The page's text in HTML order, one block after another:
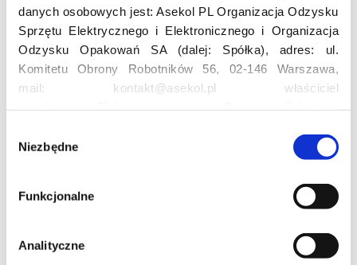
danych osobowych jest: Asekol PL Organizacja Odzysku
Sprzętu Elektrycznego i Elektronicznego i Organizacja
Odzysku Opakowań SA (dalej: Spółka), adres: ul.
Komitetu Obrony Robotników 56, 02-146 Warszawa,
mail: kontakt@asekol.pl właściciel
Asekolove. Administrator przetwarza następujące dane
osobowe Użytkowników: imię, nazwisko, adres e-mail,
numer telefonu, miasto, preferencje Użytkownika,
lokalizacja, obszar zainteresowania, dane przetwarzane
reklamowy Użytkownika, lokalizacja, identyfikator
urządzenia, data i godzina korzystania z serwisu, dane
Niezbędne
Funkcjonalne
Analityczne
Edukacja
Projekt edukacyjny F(RE)Ecykling – FREEducation
Profesjonalna i Bezpieczna Utylizacja Elektroodpadów